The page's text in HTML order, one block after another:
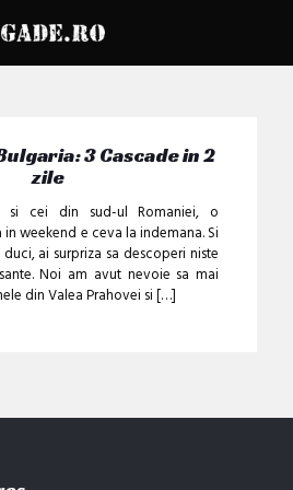
3 Cascade in 2
zile
si cei din sud-ul Romaniei, o
weekend e ceva la indemana. Si
ai surpriza sa descoperi niste
Noi am avut nevoie sa mai
din Valea Prahovei si[…]